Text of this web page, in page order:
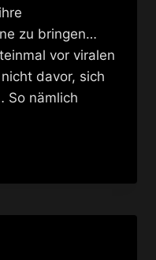
zu bringen…
vor viralen
davor, sich
So nämlich